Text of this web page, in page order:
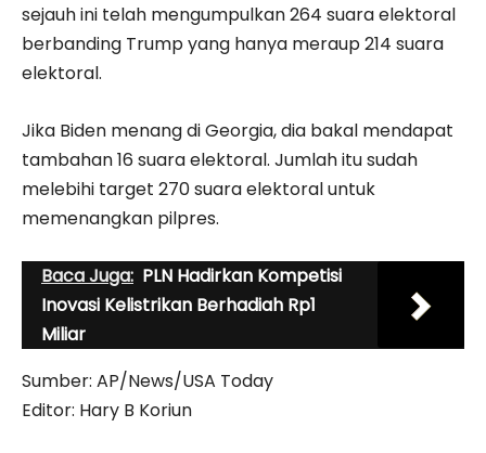
sejauh ini telah mengumpulkan 264 suara elektoral
berbanding Trump yang hanya meraup 214 suara
elektoral.
Jika Biden menang di Georgia, dia bakal mendapat
tambahan 16 suara elektoral. Jumlah itu sudah
melebihi target 270 suara elektoral untuk
memenangkan pilpres.
Baca Juga: PLN Hadirkan Kompetisi
Inovasi Kelistrikan Berhadiah Rp1
Miliar
Sumber: AP/News/USA Today
Editor: Hary B Koriun